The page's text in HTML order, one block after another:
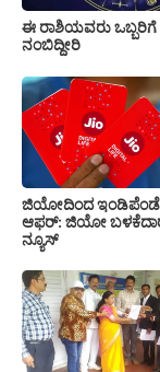
ಈ ರಾಶಿಯವರು ಒಬ್ಬರಿಗೆ
ನಂಬಿದ್ದೀರಿ
ಜಿಯೋದಿಂದ
ಆಫರ್: ಜಿಯೋ
ನ್ಯೂಸ್